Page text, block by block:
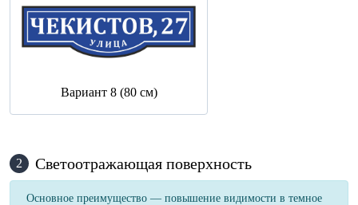
Вариант 8 (80 см)
2 Светоотражающая поверхность
Основное преимущество — повышение видимости в темное